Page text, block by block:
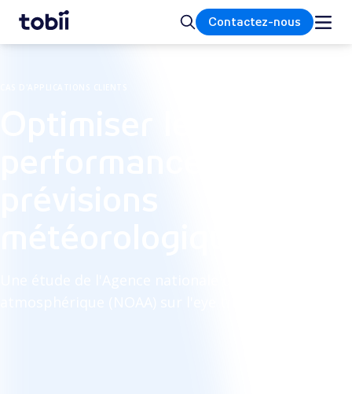
Accueil Rechercher
Contactez-nous